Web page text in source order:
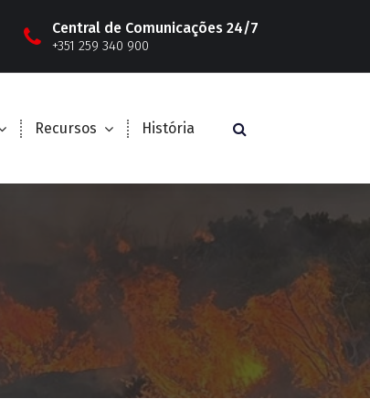
Central de Comunicações 24/7
+351 259 340 900
Recursos História